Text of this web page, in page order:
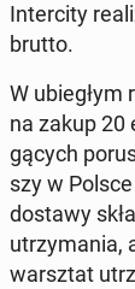
In­ter­ci­ty
brutto.
W ubie­głym
na zakup 20
gą­cych
szy w
dostawy
utrzy­ma­nia,
warsz­tat